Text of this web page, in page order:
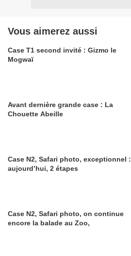
Vous aimerez aussi
Case T1 second invité : Gizmo le
Mogwaï
Avant dernière grande case : La
Chouette Abeille
Case N2, Safari photo, exceptionnel :
aujourd’hui, 2 étapes
Case N2, Safari photo, on continue
encore la balade au Zoo,